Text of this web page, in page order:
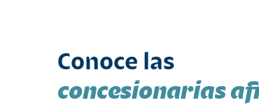
Conoce las
concesionarias